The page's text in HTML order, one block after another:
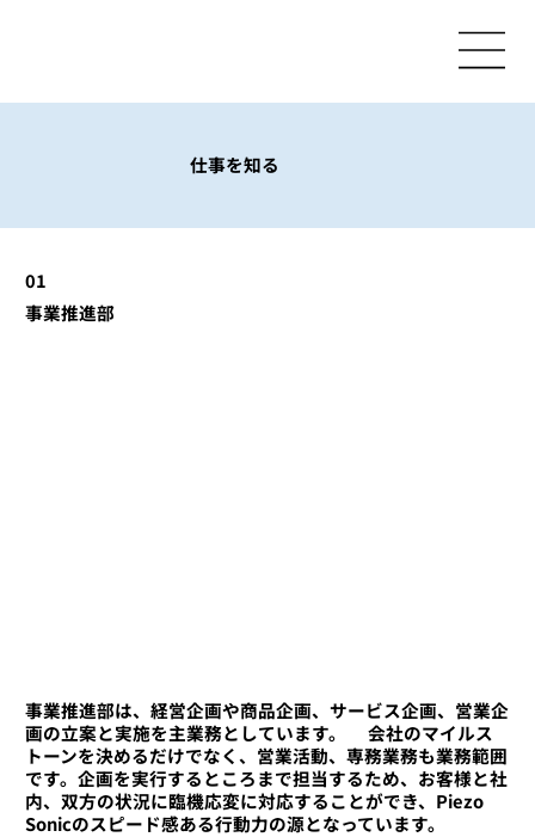
仕事を知る
01
​事業推進部
事業推進部は、経営企画や商品企画、サービス企画、営業企
画の立案と実施を主業務としています。 ​会社のマイルス
トーンを決めるだけでなく、営業活動、専務業務も業務範囲
です。企画を実行するところまで担当するため、お客様と社
内、双方の状況に臨機応変に対応することができ、Piezo
Sonicのスピード感ある行動力の源となっています。